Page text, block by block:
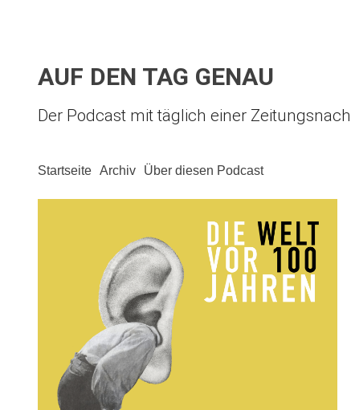
AUF DEN TAG GENAU
Der Podcast mit täglich einer
Startseite Archiv Über diesen Podcast